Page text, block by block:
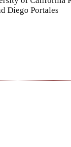
Diego Portales